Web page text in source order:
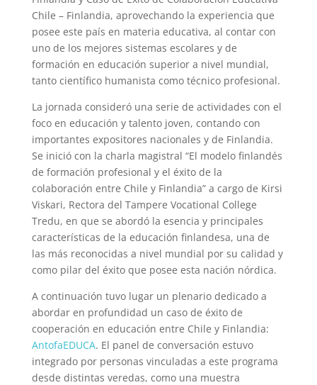
Chile – Finlandia, aprovechando la experiencia que
posee este país en materia educativa, al contar con
uno de los mejores sistemas escolares y de
formación en educación superior a nivel mundial,
tanto científico humanista como técnico profesional.
La jornada consideró una serie de actividades con el
foco en educación y talento joven, contando con
importantes expositores nacionales y de Finlandia.
Se inició con la charla magistral “El modelo finlandés
de formación profesional y el éxito de la
colaboración entre Chile y Finlandia” a cargo de Kirsi
Viskari, Rectora del Tampere Vocational College
Tredu, en que se abordó la esencia y principales
características de la educación finlandesa, una de
las más reconocidas a nivel mundial por su calidad y
como pilar del éxito que posee esta nación nórdica.
A continuación tuvo lugar un plenario dedicado a
abordar en profundidad un caso de éxito de
cooperación en educación entre Chile y Finlandia:
AntofaEDUCA. El panel de conversación estuvo
integrado por personas vinculadas a este programa
desde distintas veredas, como una muestra